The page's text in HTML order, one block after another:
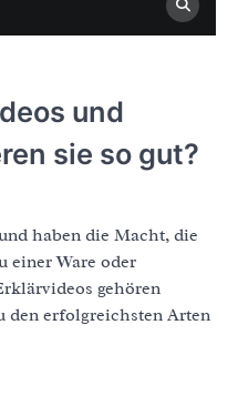
und
sie so gut?
haben die Macht, die
einer Ware oder
gehören
den erfolgreichsten Arten